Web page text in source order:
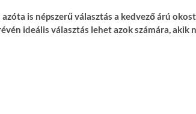
is népszerű választás a kedvező árú
ideális választás lehet azok számára, akik